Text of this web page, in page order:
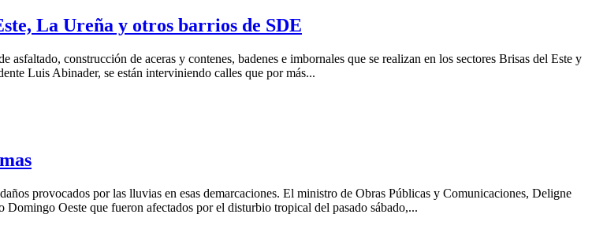
La Ureña y otros barrios de SDE
construcción de aceras y contenes, badenes e imbornales que se realizan en los sectores Brisas del Este y
Luis Abinader, se están interviniendo calles que por más...
provocados por las lluvias en esas demarcaciones. El ministro de Obras Públicas y Comunicaciones, Deligne
Oeste que fueron afectados por el disturbio tropical del pasado sábado,...